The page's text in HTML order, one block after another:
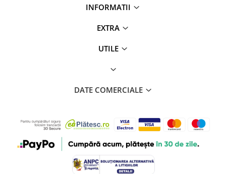
INFORMATII
EXTRA
UTILE
DATE COMERCIALE